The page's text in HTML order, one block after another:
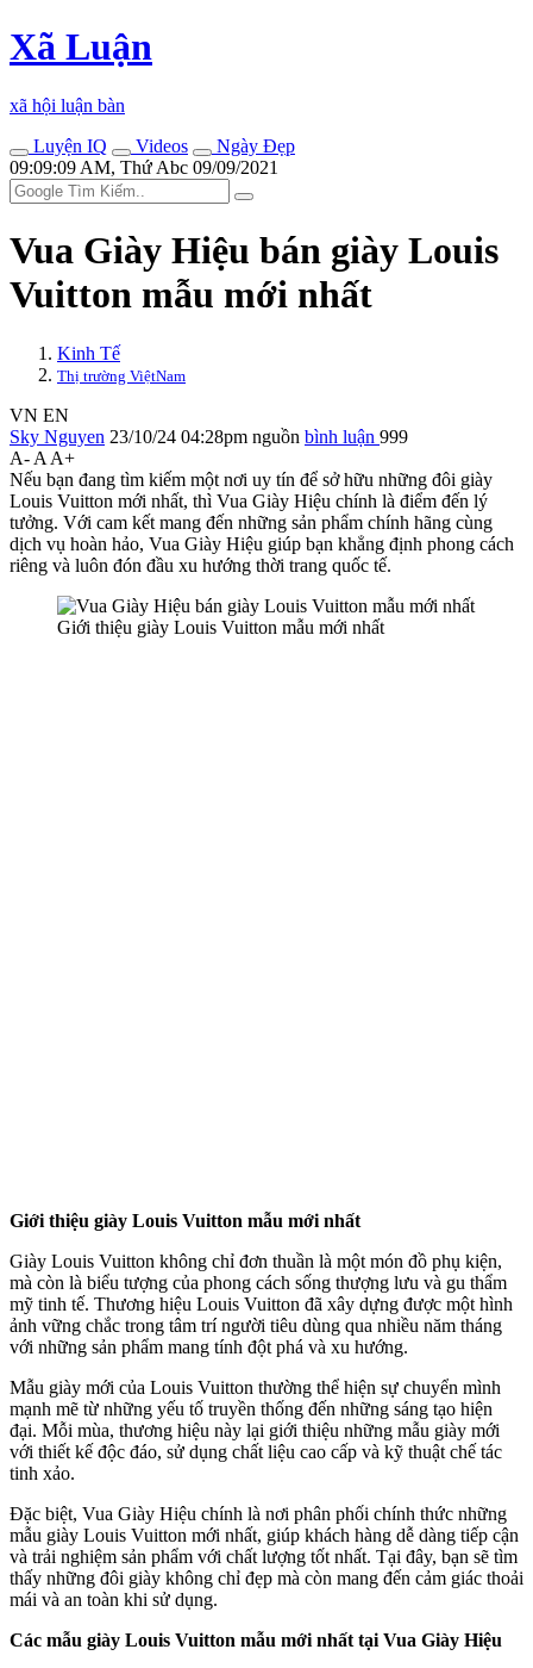
Xã Luận
xã hội luận bàn
Luyện IQ
Videos
Ngày Đẹp
09:09:09 AM, Thứ Abc 09/09/2021
Vua Giày Hiệu bán giày Louis
Vuitton mẫu mới nhất
Kinh Tế
Thị trường ViệtNam
VN EN
Sky Nguyen 23/10/24 04:28pm nguồn bình luận 999
A- A A+
Nếu bạn đang tìm kiếm một nơi uy tín để sở hữu những đôi giày
Louis Vuitton mới nhất, thì Vua Giày Hiệu chính là điểm đến lý
tưởng. Với cam kết mang đến những sản phẩm chính hãng cùng
dịch vụ hoàn hảo, Vua Giày Hiệu giúp bạn khẳng định phong cách
riêng và luôn đón đầu xu hướng thời trang quốc tế.
Giới thiệu giày Louis Vuitton mẫu mới nhất
Giới thiệu giày Louis Vuitton mẫu mới nhất
Giày Louis Vuitton không chỉ đơn thuần là một món đồ phụ kiện,
mà còn là biểu tượng của phong cách sống thượng lưu và gu thẩm
mỹ tinh tế. Thương hiệu Louis Vuitton đã xây dựng được một hình
ảnh vững chắc trong tâm trí người tiêu dùng qua nhiều năm tháng
với những sản phẩm mang tính đột phá và xu hướng.
Mẫu giày mới của Louis Vuitton thường thể hiện sự chuyển mình
mạnh mẽ từ những yếu tố truyền thống đến những sáng tạo hiện
đại. Mỗi mùa, thương hiệu này lại giới thiệu những mẫu giày mới
với thiết kế độc đáo, sử dụng chất liệu cao cấp và kỹ thuật chế tác
tinh xảo.
Đặc biệt, Vua Giày Hiệu chính là nơi phân phối chính thức những
mẫu giày Louis Vuitton mới nhất, giúp khách hàng dễ dàng tiếp cận
và trải nghiệm sản phẩm với chất lượng tốt nhất. Tại đây, bạn sẽ tìm
thấy những đôi giày không chỉ đẹp mà còn mang đến cảm giác thoải
mái và an toàn khi sử dụng.
Các mẫu giày Louis Vuitton mẫu mới nhất tại Vua Giày Hiệu